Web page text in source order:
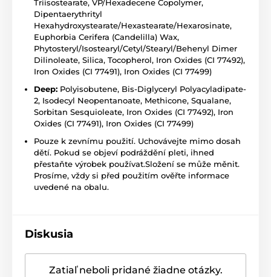
Triisostearate, VP/Hexadecene Copolymer,
Dipentaerythrityl
Hexahydroxystearate/Hexastearate/Hexarosinate,
Euphorbia Cerifera (Candelilla) Wax,
Phytosteryl/Isostearyl/Cetyl/Stearyl/Behenyl Dimer
Dilinoleate, Silica, Tocopherol, Iron Oxides (CI 77492),
Iron Oxides (CI 77491), Iron Oxides (CI 77499)
Deep: Polyisobutene, Bis-Diglyceryl Polyacyladipate-
2, Isodecyl Neopentanoate, Methicone, Squalane,
Sorbitan Sesquioleate, Iron Oxides (CI 77492), Iron
Oxides (CI 77491), Iron Oxides (CI 77499)
Pouze k zevnímu použití. Uchovávejte mimo dosah
dětí. Pokud se objeví podráždění pleti, ihned
přestaňte výrobek používat.Složení se může měnit.
Prosíme, vždy si před použitím ověřte informace
uvedené na obalu.
Diskusia
Zatiaľ neboli pridané žiadne otázky.